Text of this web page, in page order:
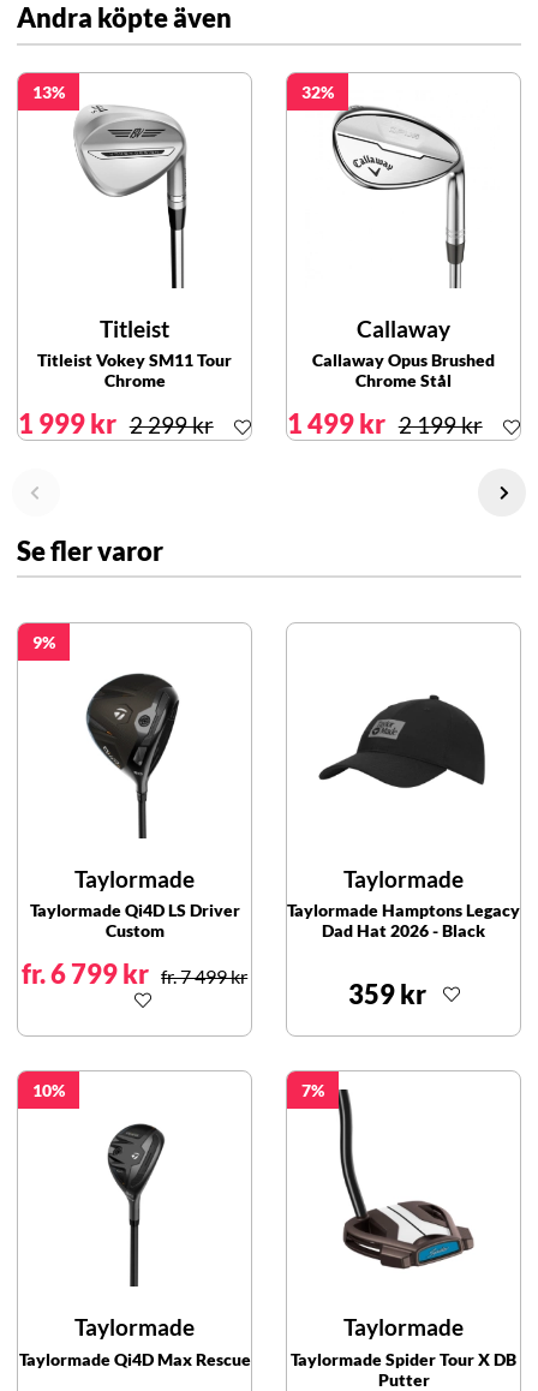
Andra köpte även
13
Titleist
Titleist Vokey SM11 Tour
Chrome
1 999 kr 2 299 kr
32
Callaway
Callaway Opus Brushed
Chrome Stål
1 499 kr 2 199 kr
Se fler varor
9
Taylormade
Taylormade Qi4D LS Driver
Custom
fr. 6 799 kr fr. 7 499 kr
Taylormade
Taylormade Hamptons Legacy
Dad Hat 2026 - Black
359 kr
10
Taylormade
Taylormade Qi4D Max Rescue
7
Taylormade
Taylormade Spider Tour X DB
Putter